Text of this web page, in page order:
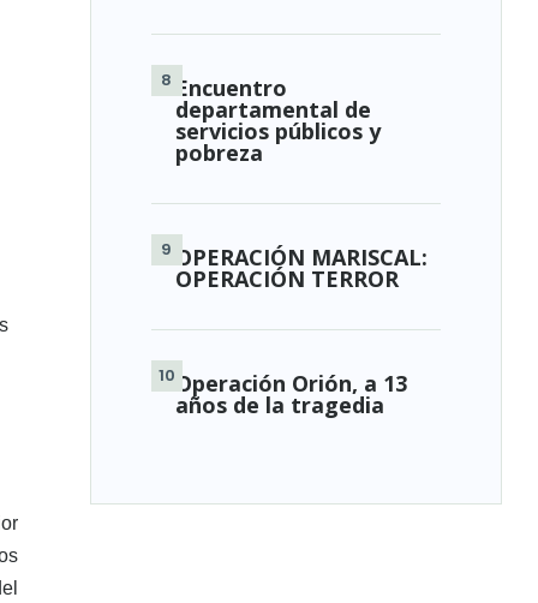
Encuentro
departamental de
servicios públicos y
pobreza
OPERACIÓN MARISCAL:
OPERACIÓN TERROR
Operación Orión, a 13
años de la tragedia